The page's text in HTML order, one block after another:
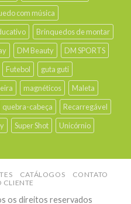
com música
Brinquedos de montar
DM Beauty
DM SPORTS
Futebol
guta guti
magnéticos
Maleta
quebra-cabeça
Recarregável
Super Shot Unicórnio
CATÁLOGOS
CONTATO
CLIENTE
os direitos reservados